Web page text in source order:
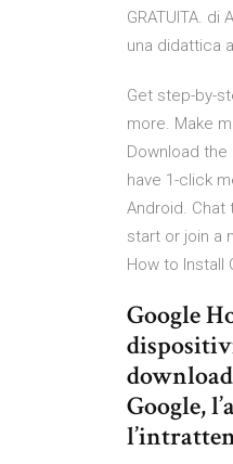
GRATUITA.
una didattica a
Get step-by-
more. Make
Download
have 1-click
Android. Chat
start or join a
How to Install
Google
Google,